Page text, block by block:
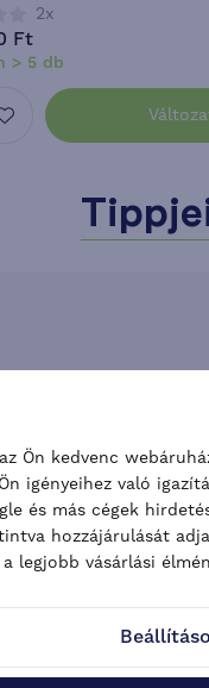
2x
Ft
> 5 db
Ön kedvenc
igényeihez való
és más cégek
hozzájárulását
legjobb vásárlási